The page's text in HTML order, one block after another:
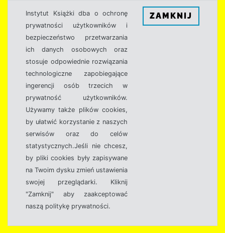
Instytut Książki dba o ochronę
prywatności użytkowników i
bezpieczeństwo przetwarzania
ich danych osobowych oraz
stosuje odpowiednie rozwiązania
technologiczne zapobiegające
ingerencji osób trzecich w
prywatność użytkowników.
Używamy także plików cookies,
by ułatwić korzystanie z naszych
serwisów oraz do celów
statystycznych.Jeśli nie chcesz,
by pliki cookies były zapisywane
na Twoim dysku zmień ustawienia
swojej przeglądarki. Kliknij
"Zamknij" aby zaakceptować
naszą politykę prywatności.
ZAMKNIJ